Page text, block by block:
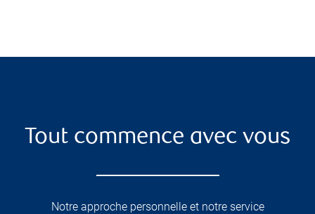
Tout commence avec vous
Notre approche personnelle et notre service